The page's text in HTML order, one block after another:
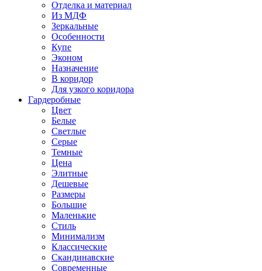
Отделка и материал
Из МДФ
Зеркальные
Особенности
Купе
Эконом
Назначение
В коридор
Для узкого коридора
Гардеробные
Цвет
Белые
Светлые
Серые
Темные
Цена
Элитные
Дешевые
Размеры
Большие
Маленькие
Стиль
Минимализм
Классические
Скандинавские
Современные